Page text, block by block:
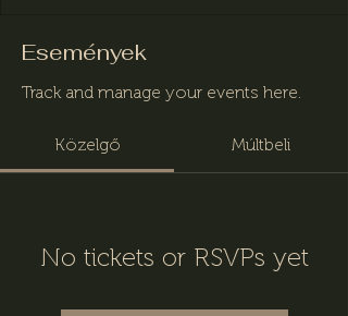
Események
Track and manage your events here.
Közelgő Múltbeli
No tickets or RSVPs yet